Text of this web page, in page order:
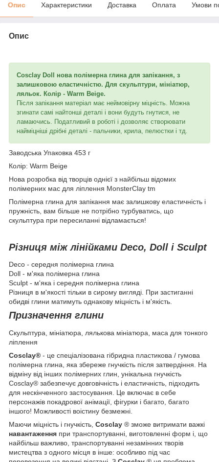
Опис Характеристики Доставка Оплата Умови
Опис
Cosclay Doll нова полімерна глина для запікання, з
залишковою еластичністю. Для скульптури, мініатюр,
ляльок. Колір - Warm Beige.
Після запікання матеріал має неймовірну міцність. Можна
згинати самі найтонші деталі і вони будуть гнутися, не
ламаючись. Податливий в роботі і дозволяє створювати
найміцніші дрібні деталі - пальчики, крила, пелюстки і тд.
Заводська Упаковка 453 г
Колір: Warm Beige
Нова розробка від творців однієї з найбільш відомих
полімерних мас для ліплення MonsterClay tm
Полімерна глина для запікання має залишкову еластичність і
пружність, вам більше не потрібно турбуватись, що
скульптура при пересиланні відламається!
Різниця між лінійками Deco, Doll і Sculpt
Deco - середня полімерна глина
Doll - м'яка полімерна глина
Sculpt - м'яка і середня полімерна глина
Різниця в м'якості тільки в сирому вигляді. При застиганні
обидві глини матимуть однакову міцність і м'якість.
Призначення глини
Скульптура, мініатюра, лялькова мініатюра, маса для тонкого
ліплення
Cosclay® - це спеціалізована гібридна пластикова / гумова
полімерна глина, яка збереже гнучкість після затвердіння. На
відміну від інших полімерних глин, унікальна гнучкість
Cosclay® забезпечує довговічність і еластичність, підходить
для нескінченного застосування. Це включає в себе
персонажів покадрової анімації, фігурки і багато, багато
іншого! Можливості воістину безмежні.
Маючи міцність і гнучкість, Cosclay ® зможе витримати важкі
навантаження при транспортуванні, виготовленні форм і, що
найбільш важливо, транспортуванні незамінних творів
мистецтва з одного місця в інше: особливо під час